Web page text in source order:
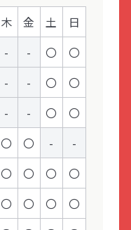
LITALICO発達特性検査
木 金 土
日
- - 〇
〇
- - 〇
〇
- - 〇
〇
〇 〇 -
-
〇 〇 〇
〇
〇 〇 〇
〇